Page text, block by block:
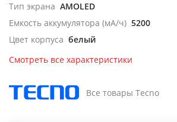
Тип экрана AMOLED
Емкость аккумулятора (мА/ч) 5200
Цвет корпуса белый
Смотреть все характеристики
Все товары Tecno